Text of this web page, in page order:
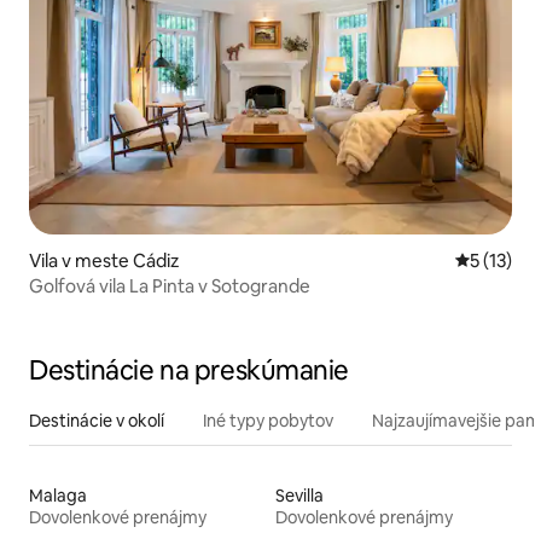
Vila v meste Cádiz
5 (13)
Golfová vila La Pinta v Sotogrande
Destinácie na preskúmanie
Destinácie v okolí Iné typy pobytov Najzaujímavejšie
Malaga
Dovolenkové prenájmy
Sevilla
Dovolenkové prenájmy